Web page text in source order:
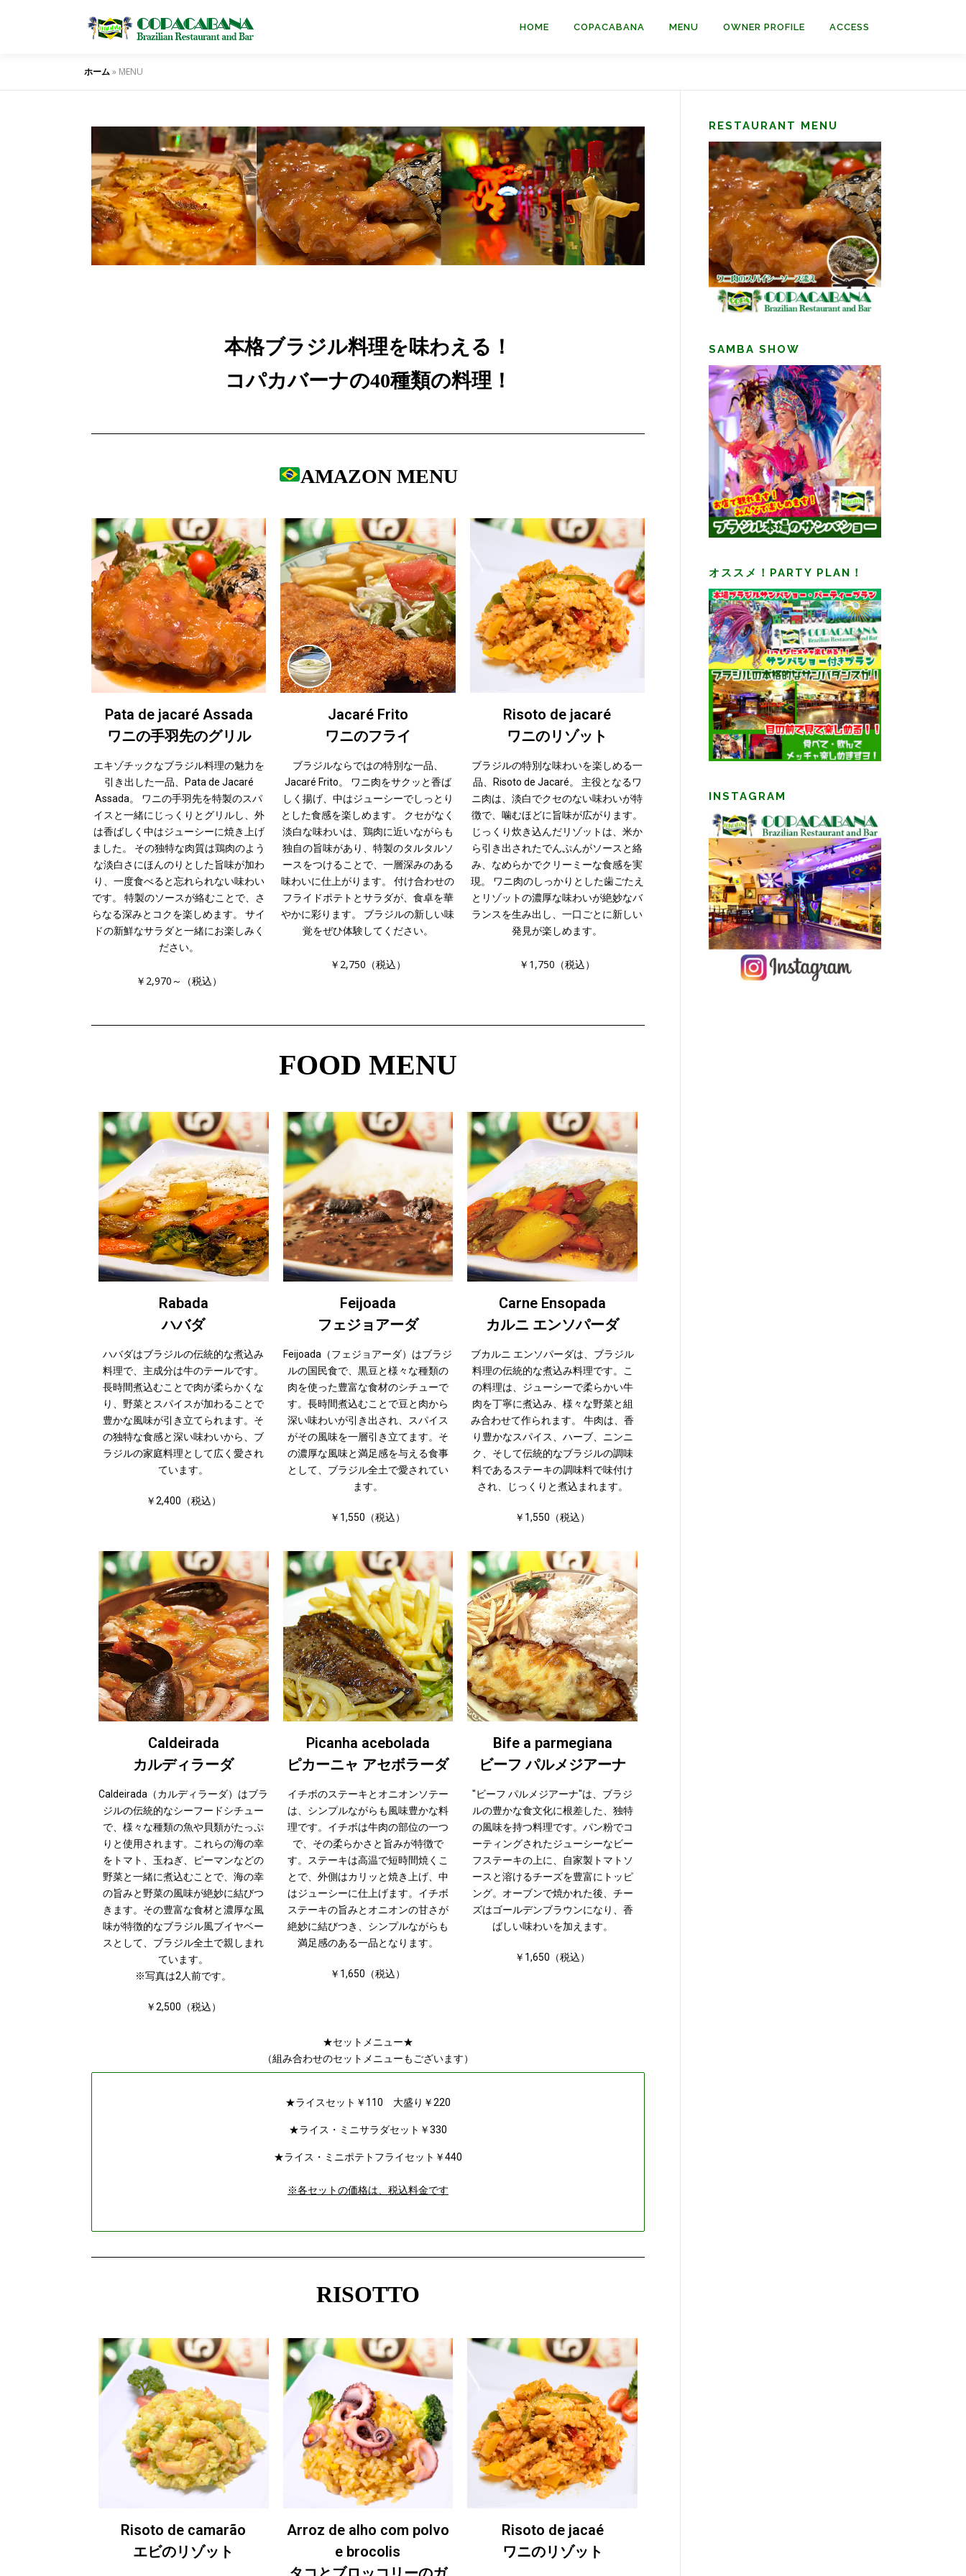
HOME COPACABANA MENU OWNER PROFILE ACCESS
ホーム» MENU
本格ブラジル料理を味わえる！
コパカバーナの40種類の料理！
AMAZON MENU
Pata de jacaré Assada
ワニの手羽先のグリル
エキゾチックなブラジル料理の魅力を
引き出した一品、Pata de Jacaré
Assada。 ワニの手羽先を特製のスパ
イスと一緒にじっくりとグリルし、外
は香ばしく中はジューシーに焼き上げ
ました。 その独特な肉質は鶏肉のよう
な淡白さにほんのりとした旨味が加わ
り、一度食べると忘れられない味わい
です。 特製のソースが絡むことで、さ
らなる深みとコクを楽しめます。 サイ
ドの新鮮なサラダと一緒にお楽しみく
ださい。
￥2,970～（税込）
Jacaré Frito
ワニのフライ
ブラジルならではの特別な一品、
Jacaré Frito。 ワニ肉をサクッと香ば
しく揚げ、中はジューシーでしっとり
とした食感を楽しめます。 クセがなく
淡白な味わいは、鶏肉に近いながらも
独自の旨味があり、特製のタルタルソ
ースをつけることで、一層深みのある
味わいに仕上がります。 付け合わせの
フライドポテトとサラダが、食卓を華
やかに彩ります。 ブラジルの新しい味
覚をぜひ体験してください。
￥2,750（税込）
Risoto de jacaré
ワニのリゾット
ブラジルの特別な味わいを楽しめる一
品、Risoto de Jacaré。 主役となるワ
ニ肉は、淡白でクセのない味わいが特
徴で、噛むほどに旨味が広がります。
じっくり炊き込んだリゾットは、米か
ら引き出されたでんぷんがソースと絡
み、なめらかでクリーミーな食感を実
現。 ワニ肉のしっかりとした歯ごたえ
とリゾットの濃厚な味わいが絶妙なバ
ランスを生み出し、一口ごとに新しい
発見が楽しめます。
￥1,750（税込）
FOOD MENU
Rabada
ハバダ
ハバダはブラジルの伝統的な煮込み
料理で、主成分は牛のテールです。
長時間煮込むことで肉が柔らかくな
り、野菜とスパイスが加わることで
豊かな風味が引き立てられます。そ
の独特な食感と深い味わいから、ブ
ラジルの家庭料理として広く愛され
ています。
￥2,400（税込）
Feijoada
フェジョアーダ
Feijoada（フェジョアーダ）はブラジ
ルの国民食で、黒豆と様々な種類の
肉を使った豊富な食材のシチューで
す。長時間煮込むことで豆と肉から
深い味わいが引き出され、スパイス
がその風味を一層引き立てます。そ
の濃厚な風味と満足感を与える食事
として、ブラジル全土で愛されてい
ます。
￥1,550（税込）
Carne Ensopada
カルニ エンソパーダ
ブカルニ エンソパーダは、ブラジル
料理の伝統的な煮込み料理です。こ
の料理は、ジューシーで柔らかい牛
肉を丁寧に煮込み、様々な野菜と組
み合わせて作られます。 牛肉は、香
り豊かなスパイス、ハーブ、ニンニ
ク、そして伝統的なブラジルの調味
料であるステーキの調味料で味付け
され、じっくりと煮込まれます。
￥1,550（税込）
Caldeirada
カルディラーダ
Caldeirada（カルディラーダ）はブラ
ジルの伝統的なシーフードシチュー
で、様々な種類の魚や貝類がたっぷ
りと使用されます。これらの海の幸
をトマト、玉ねぎ、ピーマンなどの
野菜と一緒に煮込むことで、海の幸
の旨みと野菜の風味が絶妙に結びつ
きます。その豊富な食材と濃厚な風
味が特徴的なブラジル風ブイヤベー
スとして、ブラジル全土で親しまれ
ています。
※写真は2人前です。
￥2,500（税込）
Picanha acebolada
ピカーニャ アセボラーダ
イチボのステーキとオニオンソテー
は、シンプルながらも風味豊かな料
理です。イチボは牛肉の部位の一つ
で、その柔らかさと旨みが特徴で
す。ステーキは高温で短時間焼くこ
とで、外側はカリッと焼き上げ、中
はジューシーに仕上げます。イチボ
ステーキの旨みとオニオンの甘さが
絶妙に結びつき、シンプルながらも
満足感のある一品となります。
￥1,650（税込）
Bife a parmegiana
ビーフ パルメジアーナ
"ビーフ パルメジアーナ"は、ブラジ
ルの豊かな食文化に根差した、独特
の風味を持つ料理です。パン粉でコ
ーティングされたジューシーなビー
フステーキの上に、自家製トマトソ
ースと溶けるチーズを豊富にトッピ
ング。オーブンで焼かれた後、チー
ズはゴールデンブラウンになり、香
ばしい味わいを加えます。
￥1,650（税込）
★セットメニュー★
（組み合わせのセットメニューもございます）
★ライスセット￥110 大盛り￥220
★ライス・ミニサラダセット￥330
★ライス・ミニポテトフライセット￥440
※各セットの価格は、税込料金です
RISOTTO
Risoto de camarão
エビのリゾット
Arroz de alho com polvo
e brocolis
Risoto de jacaé
ワニのリゾット
RESTAURANT MENU
SAMBA SHOW
オススメ！PARTY PLAN！
INSTAGRAM